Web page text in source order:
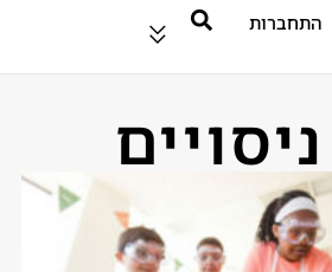
התחברות